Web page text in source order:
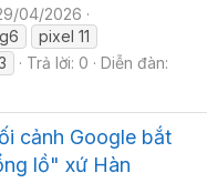
04/2026
pixel 11
Trả lời: 0
Diễn đàn:
cảnh Google bắt
lồ" xứ Hàn